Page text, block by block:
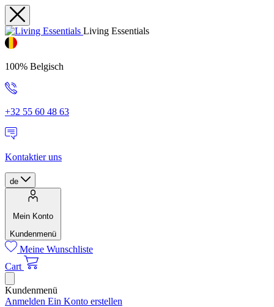
Living Essentials
100% Belgisch
+32 55 60 48 63
Kontaktier uns
de
Mein Konto
Kundenmenü
Meine Wunschliste
Cart
Kundenmenü
Anmelden Ein Konto erstellen